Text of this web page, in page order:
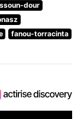
dour
fanou-torracinta